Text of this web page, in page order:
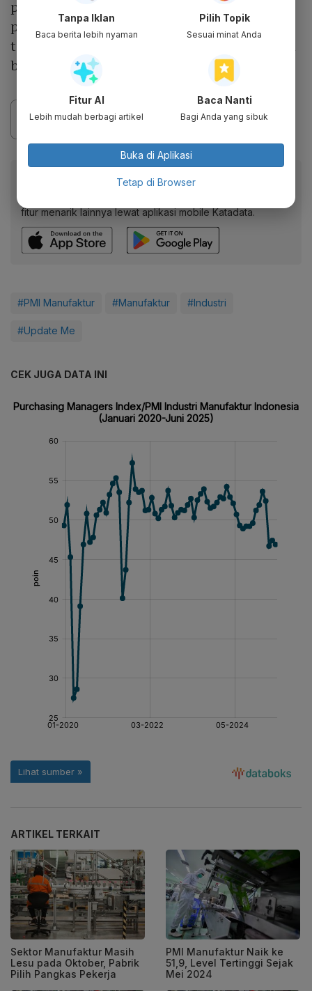
permintaan. Akibatnya, harga output naik
pada tingkat rendah, yang merupakan
tingkat inflasi biaya terendah dalam delapan
bulan ekspansi.
Baca artikel ini lewat aplikasi mobile.
fitur menarik lainnya lewat aplikasi mobile Katadata.
#PMI Manufaktur #Manufaktur #Industri
#Update Me
CEK JUGA DATA INI
ARTIKEL TERKAIT
Sektor Manufaktur Masih
Lesu pada Oktober, Pabrik
Pilih Pangkas Pekerja
PMI Manufaktur Naik ke
51,9, Level Tertinggi Sejak
Mei 2024
Tanpa Iklan
Baca berita lebih nyaman
Pilih Topik
Sesuai minat Anda
Fitur AI
Lebih mudah berbagi artikel
Baca Nanti
Bagi Anda yang sibuk
Buka di Aplikasi
Tetap di Browser